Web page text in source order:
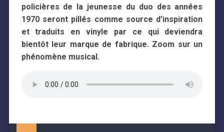
policières de la jeunesse du duo des années
1970 seront pillés comme source d’inspiration
et traduits en vinyle par ce qui deviendra
bientôt leur marque de fabrique. Zoom sur un
phénomène musical.